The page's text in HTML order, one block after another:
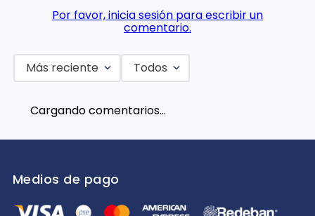
Por favor, inicia sesión para escribir un
comentario.
Más reciente Todos
Cargando comentarios…
Medios de pago